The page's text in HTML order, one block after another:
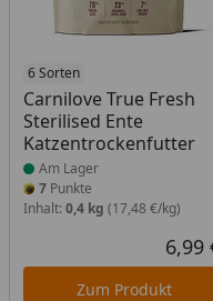
6 Sorten
Carnilove True Fresh
Sterilised Ente
Katzentrockenfutter
Produkt am Lager
Am Lager
7 Punkte
Inhalt: 0,4 kg (17,48 €/kg)
6,99
Zum Produkt